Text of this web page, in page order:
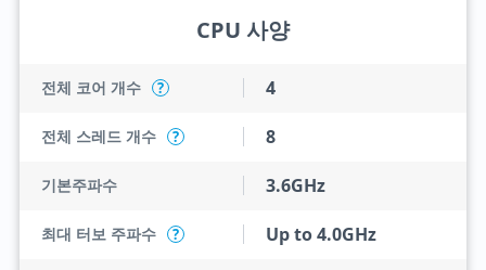
CPU 사양
전체 코어 개수 ? 4
전체 스레드 개수 ? 8
기본주파수 3.6GHz
최대 터보 주파수 ? Up to 4.0GHz